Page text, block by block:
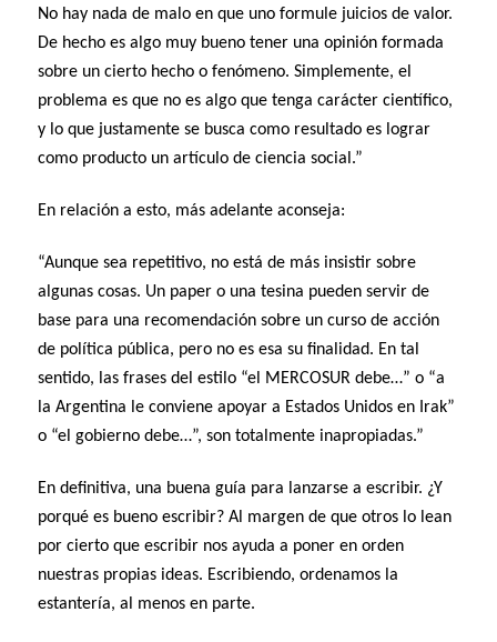
No hay nada de malo en que uno formule juicios de valor.
De hecho es algo muy bueno tener una opinión formada
sobre un cierto hecho o fenómeno. Simplemente, el
problema es que no es algo que tenga carácter científico,
y lo que justamente se busca como resultado es lograr
como producto un artículo de ciencia social.”
En relación a esto, más adelante aconseja:
“Aunque sea repetitivo, no está de más insistir sobre
algunas cosas. Un paper o una tesina pueden servir de
base para una recomendación sobre un curso de acción
de política pública, pero no es esa su finalidad. En tal
sentido, las frases del estilo “el MERCOSUR debe…” o “a
la Argentina le conviene apoyar a Estados Unidos en Irak”
o “el gobierno debe…”, son totalmente inapropiadas.”
En definitiva, una buena guía para lanzarse a escribir. ¿Y
porqué es bueno escribir? Al margen de que otros lo lean
por cierto que escribir nos ayuda a poner en orden
nuestras propias ideas. Escribiendo, ordenamos la
estantería, al menos en parte.